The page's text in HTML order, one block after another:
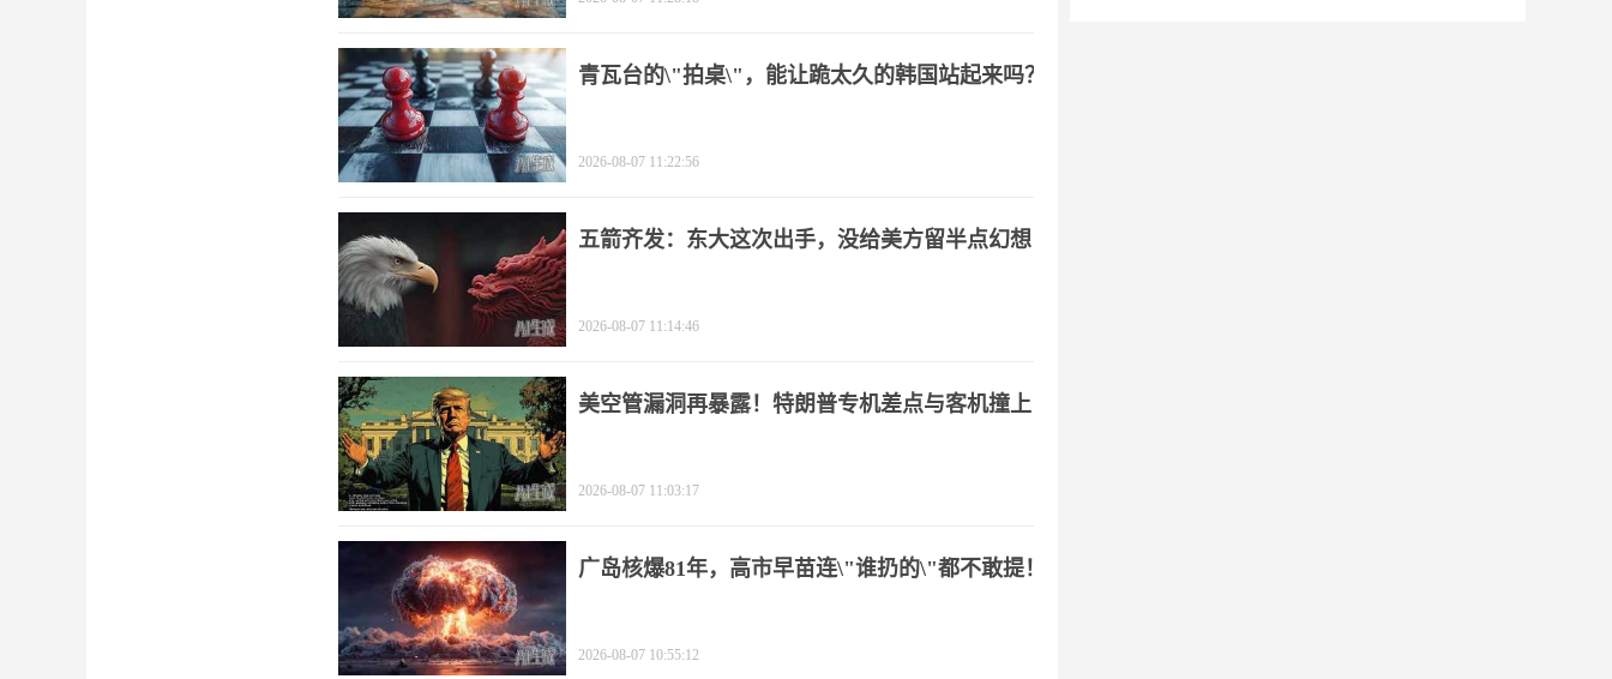
青瓦台的\"拍桌\"，能让跪太久的韩国站起来吗？
2026-08-07 11:22:56
五箭齐发：东大这次出手，没给美方留半点幻想
2026-08-07 11:14:46
美空管漏洞再暴露！特朗普专机差点与客机撞上
2026-08-07 11:03:17
广岛核爆81年，高市早苗连\"谁扔的\"都不敢提！
2026-08-07 10:55:12